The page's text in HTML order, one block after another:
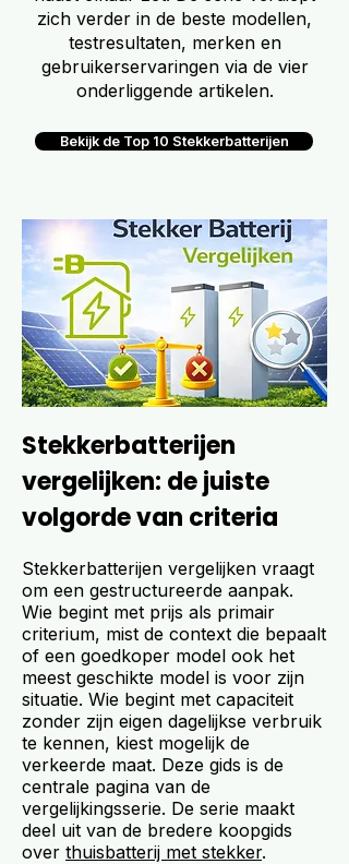
zich verder in de beste modellen,
testresultaten, merken en
gebruikerservaringen via de vier
onderliggende artikelen.
Bekijk de Top 10 Stekkerbatterijen
Stekkerbatterijen
vergelijken: de juiste
volgorde van criteria
Stekkerbatterijen vergelijken vraagt
om een gestructureerde aanpak.
Wie begint met prijs als primair
criterium, mist de context die bepaalt
of een goedkoper model ook het
meest geschikte model is voor zijn
situatie. Wie begint met capaciteit
zonder zijn eigen dagelijkse verbruik
te kennen, kiest mogelijk de
verkeerde maat. Deze gids is de
centrale pagina van de
vergelijkingsserie. De serie maakt
deel uit van de bredere koopgids
over thuisbatterij met stekker.